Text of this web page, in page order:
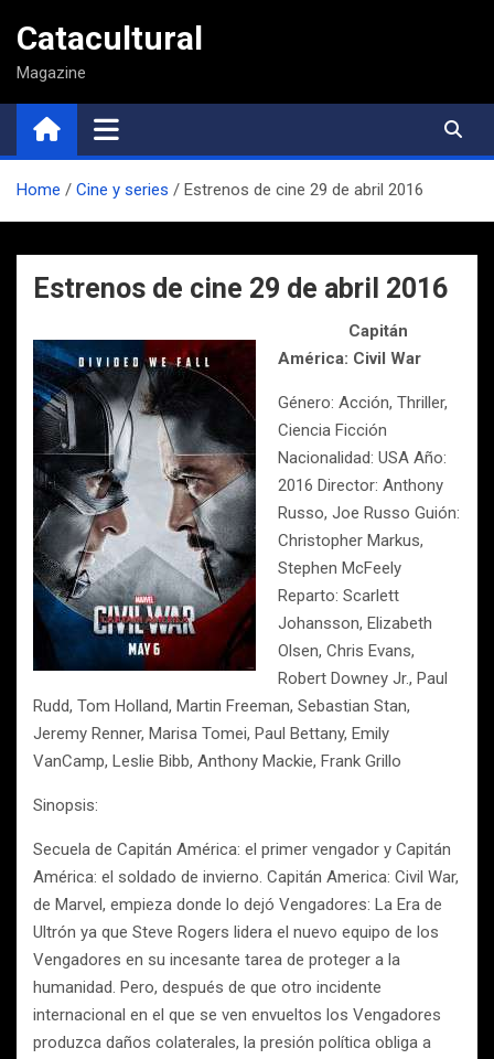
contenido
Catacultural
Magazine
Home Cine y series Estrenos de cine 29 de abril 2016
Estrenos de cine 29 de abril 2016
Capitán
América: Civil War
Género: Acción, Thriller,
Ciencia Ficción
Nacionalidad: USA Año:
2016 Director: Anthony
Russo, Joe Russo Guión:
Christopher Markus,
Stephen McFeely
Reparto: Scarlett
Johansson, Elizabeth
Olsen, Chris Evans,
Robert Downey Jr., Paul
Rudd, Tom Holland, Martin Freeman, Sebastian Stan,
Jeremy Renner, Marisa Tomei, Paul Bettany, Emily
VanCamp, Leslie Bibb, Anthony Mackie, Frank Grillo
Sinopsis:
Secuela de Capitán América: el primer vengador y Capitán
América: el soldado de invierno. Capitán America: Civil War,
de Marvel, empieza donde lo dejó Vengadores: La Era de
Ultrón ya que Steve Rogers lidera el nuevo equipo de los
Vengadores en su incesante tarea de proteger a la
humanidad. Pero, después de que otro incidente
internacional en el que se ven envueltos los Vengadores
produzca daños colaterales, la presión política obliga a